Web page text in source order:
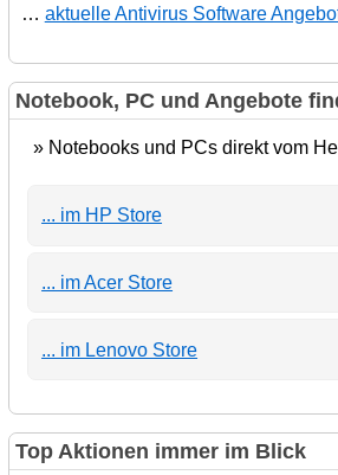
… aktuelle Antivirus Software
Notebook, PC und Angebote
» Notebooks und PCs direkt vom
... im HP Store
... im Acer Store
... im Lenovo Store
Top Aktionen immer im Blick